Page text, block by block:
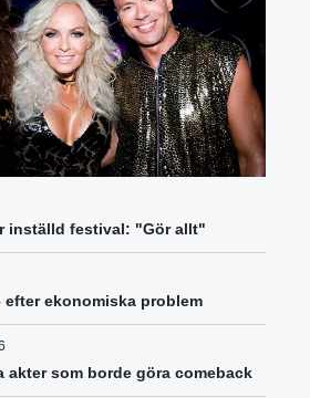
inställd festival: "Gör allt"
ekonomiska problem
akter som borde göra comeback